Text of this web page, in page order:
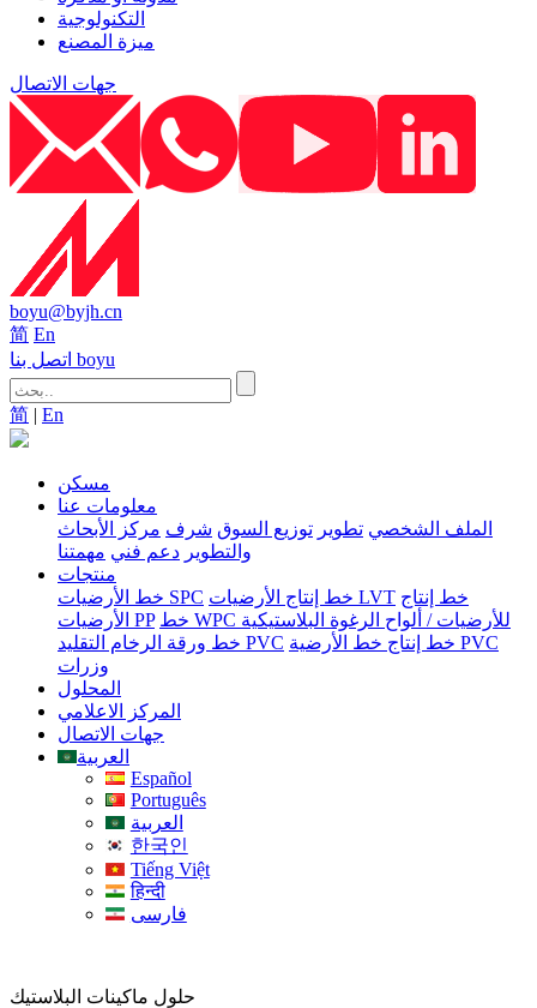
التكنولوجية
ميزة المصنع
جهات الاتصال
boyu@byjh.cn
简 En
اتصل بنا boyu
简 | En
مسكن
معلومات عنا
الملف الشخصي تطوير توزيع السوق شرف مركز الأبحاث
والتطوير دعم فني مهمتنا
منتجات
خط الأرضيات SPC
خط إنتاج الأرضيات LVT خط إنتاج
الأرضيات PP
خط WPC للأرضيات / ألواح الرغوة البلاستيكية
خط ورقة الرخام التقليد PVC
خط إنتاج خط الأرضية PVC
وزرات
المحلول
المركز الاعلامي
جهات الاتصال
العربية
Español
Português
العربية
한국인
Tiếng Việt
हिन्दी
فارسی
حلول ماكينات البلاستيك